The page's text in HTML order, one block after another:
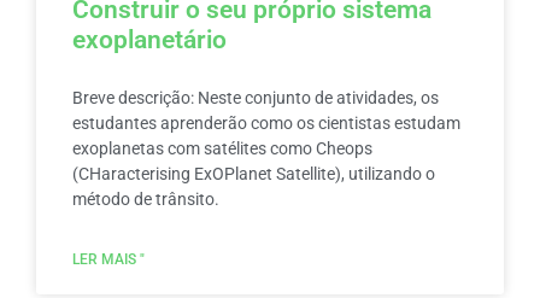
Construir o seu próprio sistema
exoplanetário
Breve descrição: Neste conjunto de atividades, os
estudantes aprenderão como os cientistas estudam
exoplanetas com satélites como Cheops
(CHaracterising ExOPlanet Satellite), utilizando o
método de trânsito.
LER MAIS "